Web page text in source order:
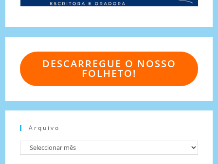
DESCARREGUE O NOSSO
FOLHETO!
Arquivo